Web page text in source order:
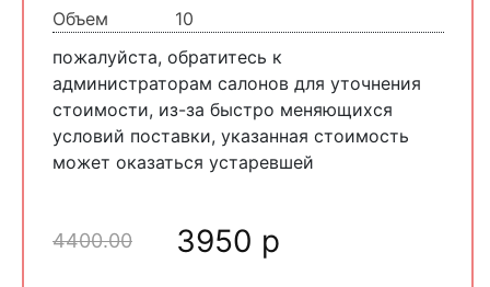
Объем
10
пожалуйста, обратитесь к
администраторам салонов для уточнения
стоимости, из-за быстро меняющихся
условий поставки, указанная стоимость
может оказаться устаревшей
4400.00 3950 р